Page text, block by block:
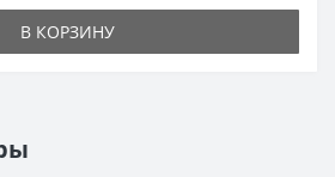
В КОРЗИНУ